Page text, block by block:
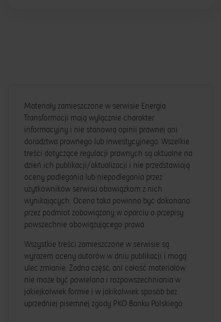
Materiały zamieszczone w serwisie Energia
Transformacji mają wyłącznie charakter
informacyjny i nie stanowią opinii prawnej ani
doradztwa prawnego lub inwestycyjnego. Wszelkie
treści dotyczące regulacji prawnych są aktualne na
dzień ich publikacji/aktualizacji i nie przedstawiają
oceny podlegania lub niepodlegania przez
użytkowników serwisu obowiązkom z nich
wynikających. Ocena taka powinna być dokonana
przez podmiot zobowiązany w oparciu o przepisy
powszechnie obowiązującego prawa.
Wszystkie treści zamieszczone w serwisie są
wyrazem oceny autorów w dniu publikacji i mogą
ulec zmianie. Żadna część, ani całość materiałów
nie może być powielana i rozpowszechniania w
jakiejkolwiek formie i w jakikolwiek sposób bez
uprzedniej pisemnej zgody PKO Banku Polskiego.